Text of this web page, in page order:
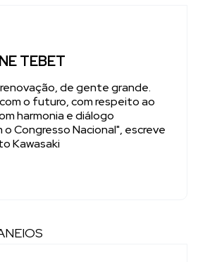
TEBET
de gente grande.
o futuro, com respeito ao
harmonia e diálogo
Congresso Nacional", escreve
Kawasaki